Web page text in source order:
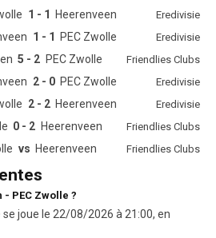
1 - 1 Heerenveen
Eredivisie
1 - 1 PEC Zwolle
Eredivisie
5 - 2 PEC Zwolle
Friendlies Clubs
2 - 0 PEC Zwolle
Eredivisie
2 - 2 Heerenveen
Eredivisie
0 - 2 Heerenveen
Friendlies Clubs
vs Heerenveen Friendlies Clubs
PEC Zwolle ?
joue le 22/08/2026 à 21:00, en